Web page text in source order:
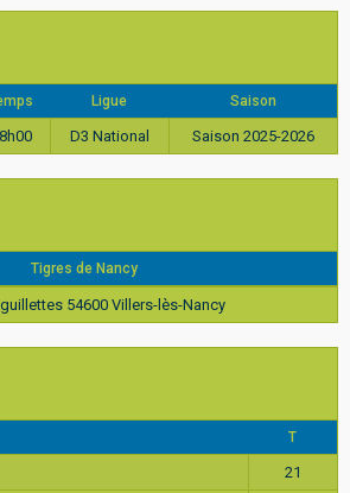
Ligue Saison
D3 National Saison 2025-2026
Tigres de Nancy
54600 Villers-lès-Nancy
T
21